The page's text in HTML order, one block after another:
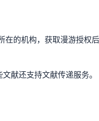
在的机构，获取漫游授权
献还支持文献传递服务。